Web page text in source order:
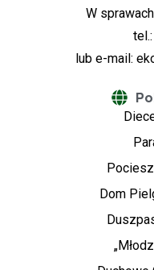
W
tel.:
lub e-mail:
Dom